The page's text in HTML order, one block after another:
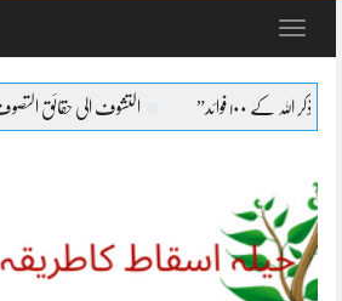
Toggle
التشوف الی حقائق التصوف لطائف عشرہ کا بیان